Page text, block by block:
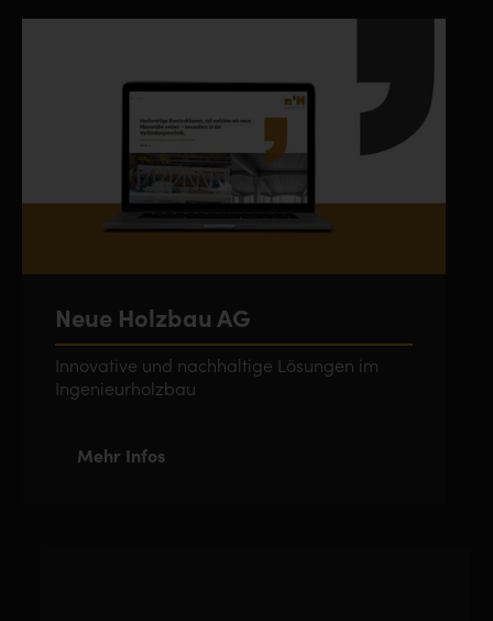
Neue Holzbau AG
Innovative und nachhaltige Lösungen im
Ingenieurholzbau
Mehr Infos